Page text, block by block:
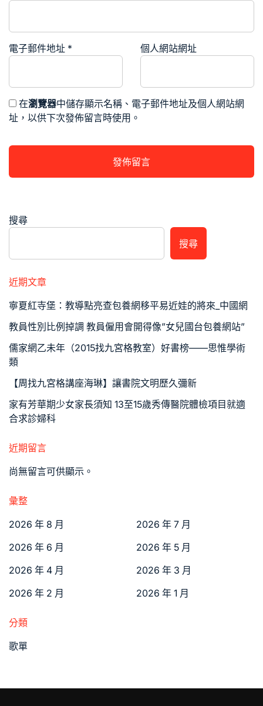
電子郵件地址 * 個人網站網址
在瀏覽器中儲存顯示名稱、電子郵件地址及個人網站網
址，以供下次發佈留言時使用。
搜尋
搜尋
近期文章
寧夏紅寺堡：教導點亮查包養網移平易近娃的將來_中國網
教員性別比例掉調 教員僱用會開得像”女兒國台包養網站”
儒家網乙未年（2015找九宮格教室）好書榜——思惟學術
類
【周找九宮格講座海琳】讓書院文明歷久彌新
家有芳華期少女家長須知 13至15歲秀傳醫院體檢項目就適
合求診婦科
近期留言
尚無留言可供顯示。
彙整
2026 年 8 月
2026 年 7 月
2026 年 6 月
2026 年 5 月
2026 年 4 月
2026 年 3 月
2026 年 2 月
2026 年 1 月
分類
歌單